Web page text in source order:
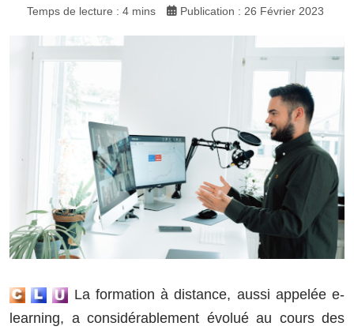
Temps de lecture : 4 mins Publication : 26 Février 2023
La formation à distance, aussi appelée e-
learning, a considérablement évolué au cours des